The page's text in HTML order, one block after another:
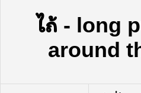
ไถ้ - long
around